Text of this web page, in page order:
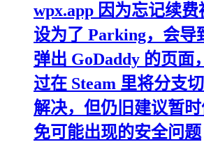
wpx.app 因为忘记续费
设为了 Parking，会导
弹出 GoDaddy 的页面
过在 Steam 里将分支
解决，但仍旧建议暂
免可能出现的安全问题